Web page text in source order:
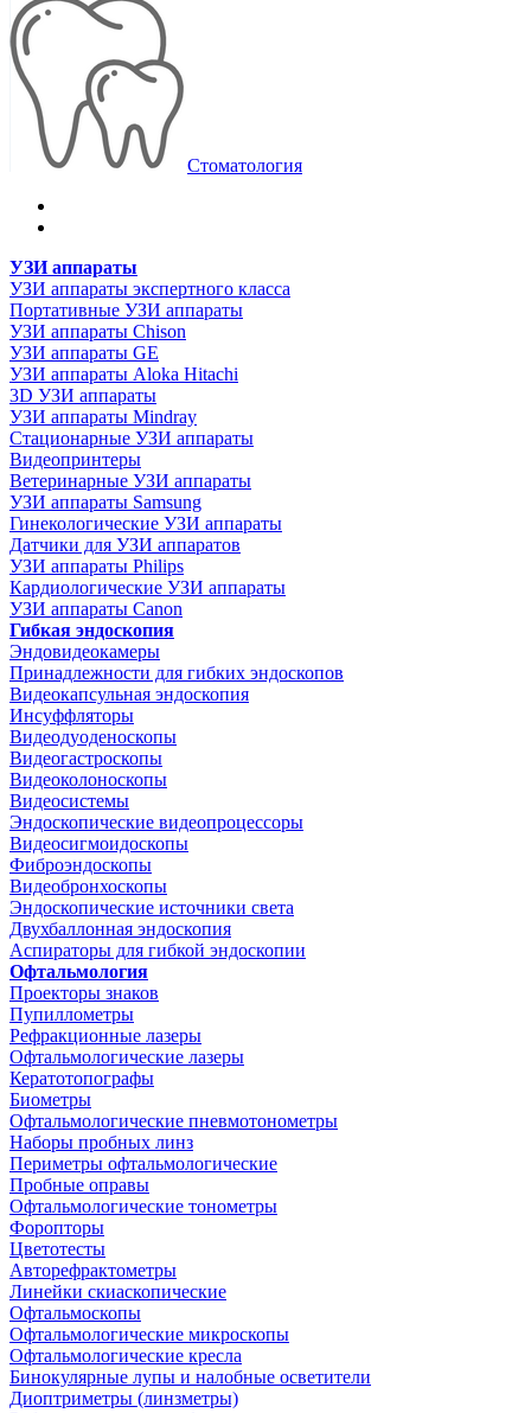
Стоматология
УЗИ аппараты
УЗИ аппараты экспертного класса
Портативные УЗИ аппараты
УЗИ аппараты Chison
УЗИ аппараты GE
УЗИ аппараты Aloka Hitachi
3D УЗИ аппараты
УЗИ аппараты Mindray
Стационарные УЗИ аппараты
Видеопринтеры
Ветеринарные УЗИ аппараты
УЗИ аппараты Samsung
Гинекологические УЗИ аппараты
Датчики для УЗИ аппаратов
УЗИ аппараты Philips
Кардиологические УЗИ аппараты
УЗИ аппараты Canon
Гибкая эндоскопия
Эндовидеокамеры
Принадлежности для гибких эндоскопов
Видеокапсульная эндоскопия
Инсуффляторы
Видеодуоденоскопы
Видеогастроскопы
Видеоколоноскопы
Видеосистемы
Эндоскопические видеопроцессоры
Видеосигмоидоскопы
Фиброэндоскопы
Видеобронхоскопы
Эндоскопические источники света
Двухбаллонная эндоскопия
Аспираторы для гибкой эндоскопии
Офтальмология
Проекторы знаков
Пупиллометры
Рефракционные лазеры
Офтальмологические лазеры
Кератотопографы
Биометры
Офтальмологические пневмотонометры
Наборы пробных линз
Периметры офтальмологические
Пробные оправы
Офтальмологические тонометры
Форопторы
Цветотесты
Авторефрактометры
Линейки скиаскопические
Офтальмоскопы
Офтальмологические микроскопы
Офтальмологические кресла
Бинокулярные лупы и налобные осветители
Диоптриметры (линзметры)